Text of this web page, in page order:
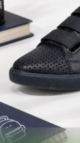
Ценовые